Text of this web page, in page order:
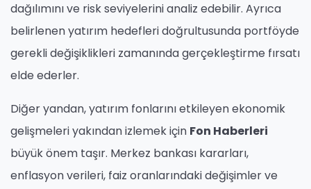
dağılımını ve risk seviyelerini analiz edebilir. Ayrıca
belirlenen yatırım hedefleri doğrultusunda portföyde
gerekli değişiklikleri zamanında gerçekleştirme fırsatı
elde ederler.
Diğer yandan, yatırım fonlarını etkileyen ekonomik
gelişmeleri yakından izlemek için Fon Haberleri
büyük önem taşır. Merkez bankası kararları,
enflasyon verileri, faiz oranlarındaki değişimler ve